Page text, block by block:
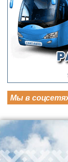
Мы в